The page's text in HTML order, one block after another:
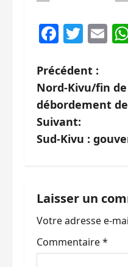
N
a
v
i
a
t
i
Précédent :
Nord-Kivu/fin
débordement
Suivant:
Sud-Kivu :
Laisser un
Votre adresse e-
Commentaire*